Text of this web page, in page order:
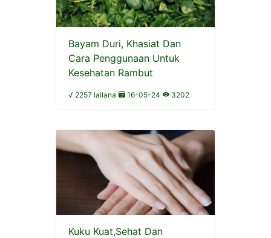
Bayam Duri, Khasiat Dan
Cara Penggunaan Untuk
Kesehatan Rambut
√ 2257 lailana 16-05-24 3202
Kuku Kuat,Sehat Dan